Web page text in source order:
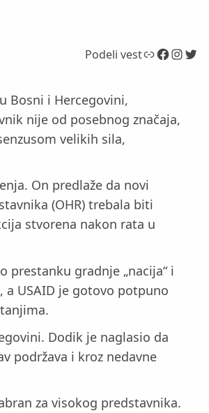
Podeli vestLink Facebook InstagramTwitter
Bosni i Hercegovini,
nije od posebnog značaja,
velikih sila,
On predlaže da novi
(OHR) trebala biti
stvorena nakon rata u
prestanku gradnje „nacija“ i
a USAID je gotovo potpuno
Dodik je naglasio da
podržava i kroz nedavne
za visokog predstavnika.